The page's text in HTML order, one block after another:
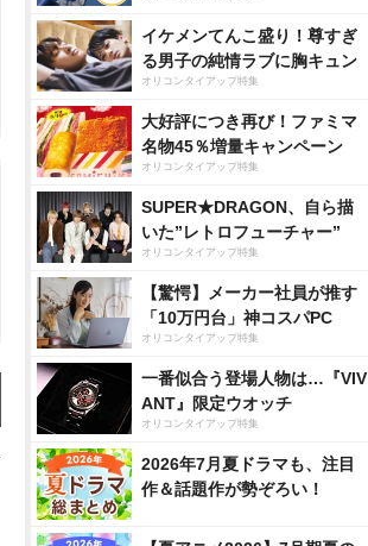
イケメンてんこ盛り！尊すぎ
る男子の純情ラブに胸キュン
オリコンタイアップ特集
大好評につき再び！ファミマ
名物45％増量キャンペーン
オリコンタイアップ特集
SUPER★DRAGON、自ら描
いた”レトロフューチャー”
オリコンタイアップ特集
【驚愕】メーカー社員が推す
「10万円台」神コスパPC
オリコンタイアップ特集
一番似合う登場人物は…『VIV
ANT』限定ウオッチ
オリコンタイアップ特集
2026年7月夏ドラマも、注目
作＆話題作が勢ぞろい！